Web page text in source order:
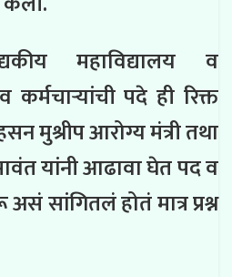
महाविद्यालय व
पदे ही रिक्त
मुश्रीप आरोग्य मंत्री तथा
यांनी आढावा घेत पद व
सांगितलं होतं मात्र प्रश्न